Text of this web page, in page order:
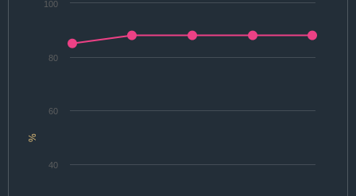
%
40
60
80
100